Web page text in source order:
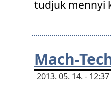
tudjuk mennyi
Mach-
2013. 05. 14. -